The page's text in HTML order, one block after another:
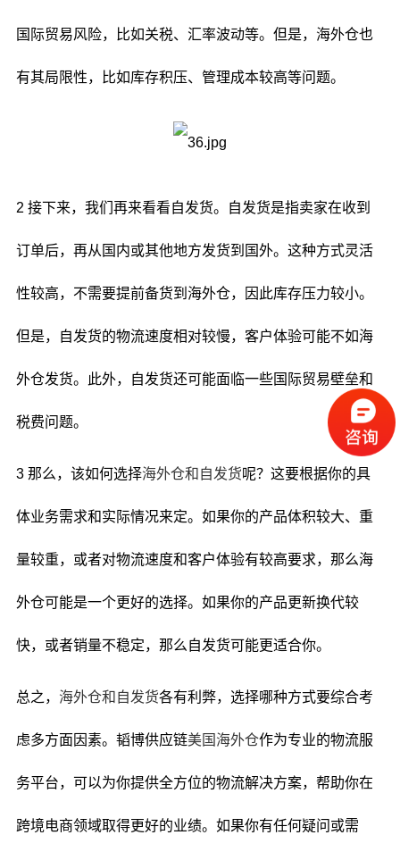
国际贸易风险，比如关税、汇率波动等。但是，海外仓也
有其局限性，比如库存积压、管理成本较高等问题。
2 接下来，我们再来看看自发货。自发货是指卖家在收到
订单后，再从国内或其他地方发货到国外。这种方式灵活
性较高，不需要提前备货到海外仓，因此库存压力较小。
但是，自发货的物流速度相对较慢，客户体验可能不如海
外仓发货。此外，自发货还可能面临一些国际贸易壁垒和
税费问题。
3 那么，该如何选择海外仓和自发货呢？这要根据你的具
体业务需求和实际情况来定。如果你的产品体积较大、重
量较重，或者对物流速度和客户体验有较高要求，那么海
外仓可能是一个更好的选择。如果你的产品更新换代较
快，或者销量不稳定，那么自发货可能更适合你。
总之， 海外仓和自发货各有利弊，选择哪种方式要综合考
虑多方面因素。韬博供应链美国海外仓作为专业的物流服
务平台，可以为你提供全方位的物流解决方案，帮助你在
跨境电商领域取得更好的业绩。如果你有任何疑问或需